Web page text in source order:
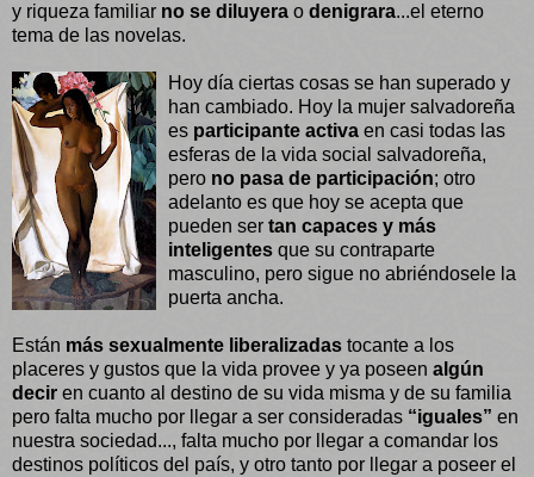
y riqueza familiar no se diluyera o denigrara...el eterno
tema de las novelas.
Hoy día ciertas cosas se han superado y
han cambiado. Hoy la mujer salvadoreña
es participante activa en casi todas las
esferas de la vida social salvadoreña,
pero no pasa de participación; otro
adelanto es que hoy se acepta que
pueden ser tan capaces y más
inteligentes que su contraparte
masculino, pero sigue no abriéndosele la
puerta ancha.
Están más sexualmente liberalizadas tocante a los
placeres y gustos que la vida provee y ya poseen algún
decir en cuanto al destino de su vida misma y de su familia
pero falta mucho por llegar a ser consideradas “iguales” en
nuestra sociedad..., falta mucho por llegar a comandar los
destinos políticos del país, y otro tanto por llegar a poseer el